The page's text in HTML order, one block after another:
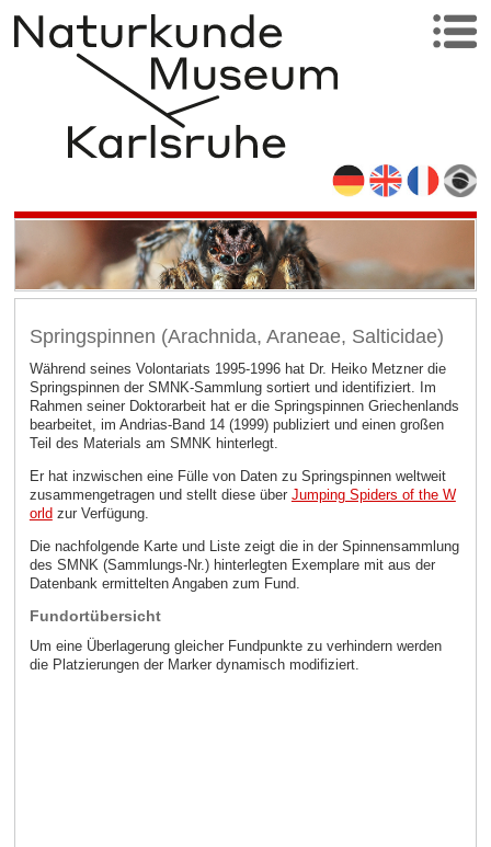
Springspinnen (Arachnida, Araneae, Salticidae)
Während seines Volontariats 1995-1996 hat Dr. Heiko Metzner die
Springspinnen der SMNK-Sammlung sortiert und identifiziert. Im
Rahmen seiner Doktorarbeit hat er die Springspinnen Griechenlands
bearbeitet, im Andrias-Band 14 (1999) publiziert und einen großen
Teil des Materials am SMNK hinterlegt.
Er hat inzwischen eine Fülle von Daten zu Springspinnen weltweit
zusammengetragen und stellt diese über Jumping Spiders of the W
orld zur Verfügung.
Die nachfolgende Karte und Liste zeigt die in der Spinnensammlung
des SMNK (Sammlungs-Nr.) hinterlegten Exemplare mit aus der
Datenbank ermittelten Angaben zum Fund.
Fundortübersicht
Um eine Überlagerung gleicher Fundpunkte zu verhindern werden
die Platzierungen der Marker dynamisch modifiziert.